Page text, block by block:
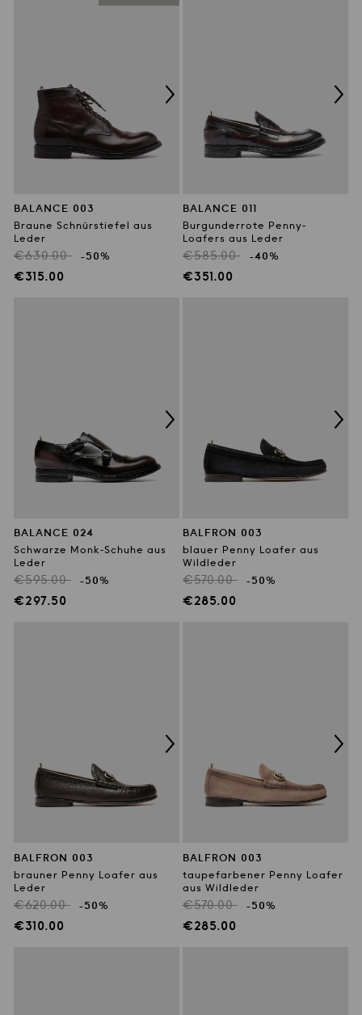
BALANCE 003
Braune Schnürstiefel aus
Leder
Regulärer
Preis
€630.00 -50%
Verkaufspreis
€315.00
BALANCE 011
Burgunderrote Penny-
Loafers aus Leder
Regulärer
Preis
€585.00 -40%
Verkaufspreis
€351.00
BALANCE 024
Schwarze Monk-Schuhe aus
Leder
Regulärer
Preis
€595.00 -50%
Verkaufspreis
€297.50
BALFRON 003
blauer Penny Loafer aus
Wildleder
Regulärer
Preis
€570.00 -50%
Verkaufspreis
€285.00
BALFRON 003
brauner Penny Loafer aus
Leder
Regulärer
Preis
€620.00 -50%
Verkaufspreis
€310.00
BALFRON 003
taupefarbener Penny Loafer
aus Wildleder
Regulärer
Preis
€570.00 -50%
Verkaufspreis
€285.00